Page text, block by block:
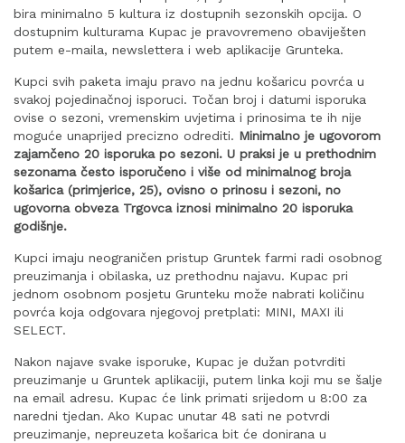
bira minimalno 5 kultura iz dostupnih sezonskih opcija. O
dostupnim kulturama Kupac je pravovremeno obaviješten
putem e-maila, newslettera i web aplikacije Grunteka.
Kupci svih paketa imaju pravo na jednu košaricu povrća u
svakoj pojedinačnoj isporuci. Točan broj i datumi isporuka
ovise o sezoni, vremenskim uvjetima i prinosima te ih nije
moguće unaprijed precizno odrediti. Minimalno je ugovorom
zajamčeno 20 isporuka po sezoni. U praksi je u prethodnim
sezonama često isporučeno i više od minimalnog broja
košarica (primjerice, 25), ovisno o prinosu i sezoni, no
ugovorna obveza Trgovca iznosi minimalno 20 isporuka
godišnje.
Kupci imaju neograničen pristup Gruntek farmi radi osobnog
preuzimanja i obilaska, uz prethodnu najavu. Kupac pri
jednom osobnom posjetu Grunteku može nabrati količinu
povrća koja odgovara njegovoj pretplati: MINI, MAXI ili
SELECT.
Nakon najave svake isporuke, Kupac je dužan potvrditi
preuzimanje u Gruntek aplikaciji, putem linka koji mu se šalje
na email adresu. Kupac će link primati srijedom u 8:00 za
naredni tjedan. Ako Kupac unutar 48 sati ne potvrdi
preuzimanje, nepreuzeta košarica bit će donirana u